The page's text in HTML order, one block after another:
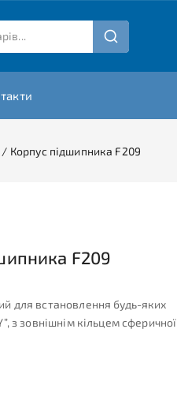
/ Корпус підшипника F209
F209
для встановлення будь-яких
з зовнішнім кільцем сферичної